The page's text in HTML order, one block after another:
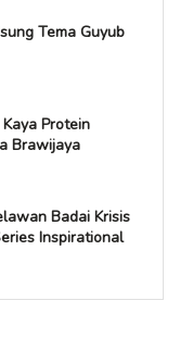
Tema Guyub
Protein
Brawijaya
Badai Krisis
Inspirational